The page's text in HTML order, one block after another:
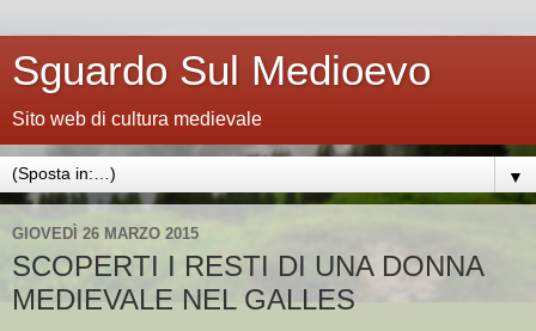
Sguardo Sul Medioevo
Sito web di cultura medievale
▼
GIOVEDÌ 26 MARZO 2015
SCOPERTI I RESTI DI UNA DONNA
MEDIEVALE NEL GALLES